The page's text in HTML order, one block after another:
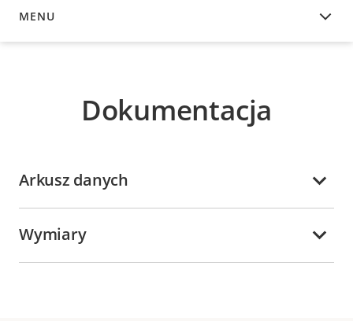
MENU
DOKUMENTACJA
Dokumentacja
Arkusz danych
Wymiary